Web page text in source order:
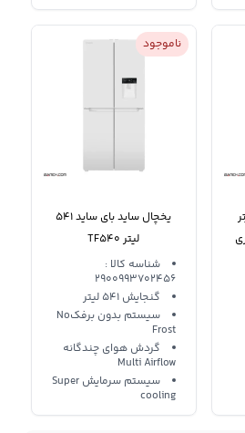
ناموجود
یخچال ساید بای ساید 541
لیتر TF540
شناسه کالا :
2900993702456
گنجایش 541 لیتر
سیستم بدون برفکNo
Frost
گردش هوای چندگانه
Multi Airflow
سیستم سرمایش Super
cooling